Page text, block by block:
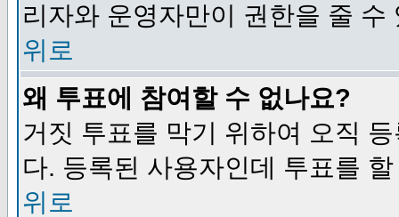
리자와 운영자만이 권한을 줄
위로
왜 투표에 참여할 수 없나요?
거짓 투표를 막기 위하여 오직
다. 등록된 사용자인데 투표를
위로